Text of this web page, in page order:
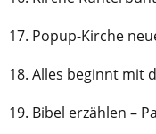
17. Popup-Kirche
18. Alles beginnt mit
19. Bibel erzählen –